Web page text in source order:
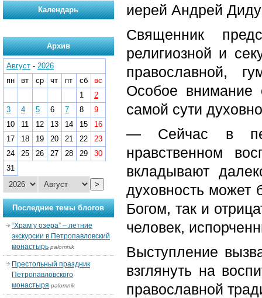
иерей Андрей
Священник
религиозной и
православной,
Особое внимание
самой сути
— Сейчас в
нравственном
вкладывают
духовность может
Богом, так и
человек,
Выступление
взглянуть на
православной
Календарь
Архив
Август - 2026
пн
вт ср чт пт сб
вс
1
2
3
4 5 6 7 8
9
10
11 12 13 14 15
16
17
18 19 20 21 22
23
24
25 26 27 28 29
30
31
>
Последние темы блогов
“Храм у озера” – летние
экскурсии в Петропавловский
монастырь palomnik
Престольный праздник
Петропавловского
монастыря palomnik